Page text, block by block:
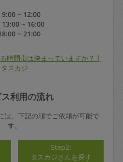
~ 12:00
~ 16:00
~ 21:00
時間帯は決まっていますか？ |
タスカジ
利用の流れ
は、下記の順でご依頼が可能で
す。
Step2:
タスカジさんを探す